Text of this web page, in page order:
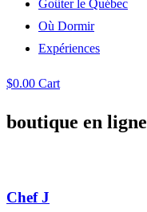
Goûter le Québec
Où Dormir
Expériences
$0.00 Cart
boutique en ligne
Chef J